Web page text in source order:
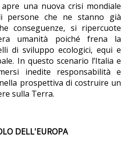
apre una nuova crisi mondiale
persone che ne stanno già
conseguenze, si ripercuote
umanità poiché frena la
di sviluppo ecologici, equi e
In questo scenario l’Italia e
inedite responsabilità e
prospettiva di costruire un
sulla Terra.
DELL'EUROPA